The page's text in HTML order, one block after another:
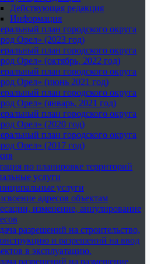
Действующая редакция
Информация
план городского округа
Орел» (2023 год)
план городского округа
Орел» (октябрь, 2022 год)
план городского округа
Орел» (июнь 2021 год)
план городского округа
Орел» (январь, 2021 год)
план городского округа
Орел» (2020 год)
план городского округа
Орел» (2017 год)
по планировке территорий
услуги
услуги
адресов объектам
изменение, аннулирование
разрешений на строительство,
и разрешений на ввод
в эксплуатацию.
разрешений на размещение